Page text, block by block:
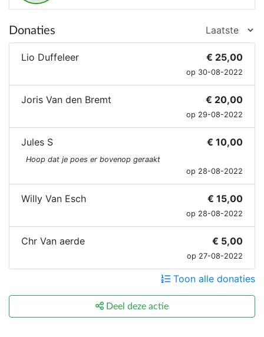
Donaties
Lio Duffeleer € 25,00
op 30-08-2022
Joris Van den Bremt € 20,00
op 29-08-2022
Jules S € 10,00
Hoop dat je poes er bovenop geraakt
op 28-08-2022
Willy Van Esch € 15,00
op 28-08-2022
Chr Van aerde € 5,00
op 27-08-2022
Toon alle donaties
Deel deze actie